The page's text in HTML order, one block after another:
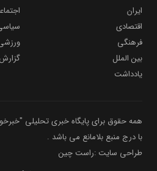
ایران
اقتصادی
فرهنگی
بین الملل
یادداشت
همه حقوق برای پایگاه خبری تحلیلی
با درج منبع بلامانع می باشد .
طراحی سایت :راست چین